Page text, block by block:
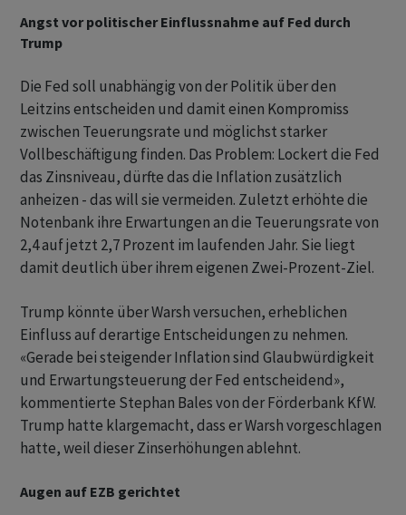
Angst vor politischer Einflussnahme auf Fed durch
Trump
Die Fed soll unabhängig von der Politik über den
Leitzins entscheiden und damit einen Kompromiss
zwischen Teuerungsrate und möglichst starker
Vollbeschäftigung finden. Das Problem: Lockert die Fed
das Zinsniveau, dürfte das die Inflation zusätzlich
anheizen - das will sie vermeiden. Zuletzt erhöhte die
Notenbank ihre Erwartungen an die Teuerungsrate von
2,4 auf jetzt 2,7 Prozent im laufenden Jahr. Sie liegt
damit deutlich über ihrem eigenen Zwei-Prozent-Ziel.
Trump könnte über Warsh versuchen, erheblichen
Einfluss auf derartige Entscheidungen zu nehmen.
«Gerade bei steigender Inflation sind Glaubwürdigkeit
und Erwartungsteuerung der Fed entscheidend»,
kommentierte Stephan Bales von der Förderbank KfW.
Trump hatte klargemacht, dass er Warsh vorgeschlagen
hatte, weil dieser Zinserhöhungen ablehnt.
Augen auf EZB gerichtet